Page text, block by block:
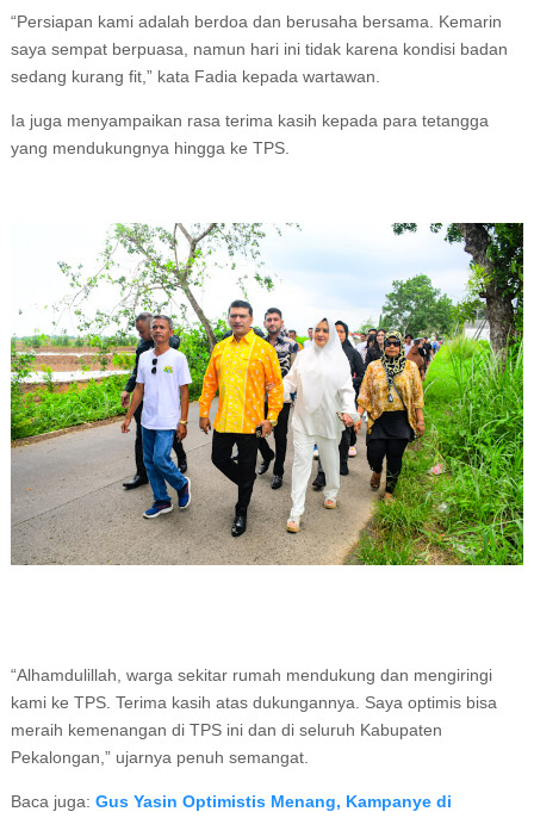
“Persiapan kami adalah berdoa dan berusaha bersama. Kemarin
saya sempat berpuasa, namun hari ini tidak karena kondisi badan
sedang kurang fit,” kata Fadia kepada wartawan.
Ia juga menyampaikan rasa terima kasih kepada para tetangga
yang mendukungnya hingga ke TPS.
“Alhamdulillah, warga sekitar rumah mendukung dan mengiringi
kami ke TPS. Terima kasih atas dukungannya. Saya optimis bisa
meraih kemenangan di TPS ini dan di seluruh Kabupaten
Pekalongan,” ujarnya penuh semangat.
Baca juga: Gus Yasin Optimistis Menang, Kampanye di